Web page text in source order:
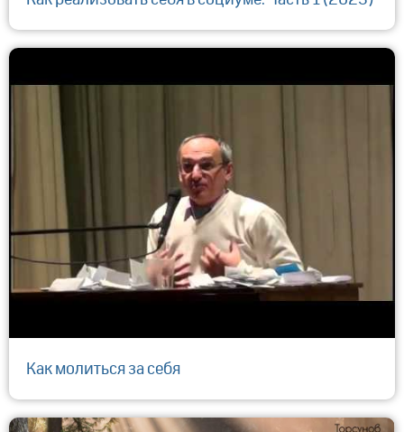
Как молиться за себя